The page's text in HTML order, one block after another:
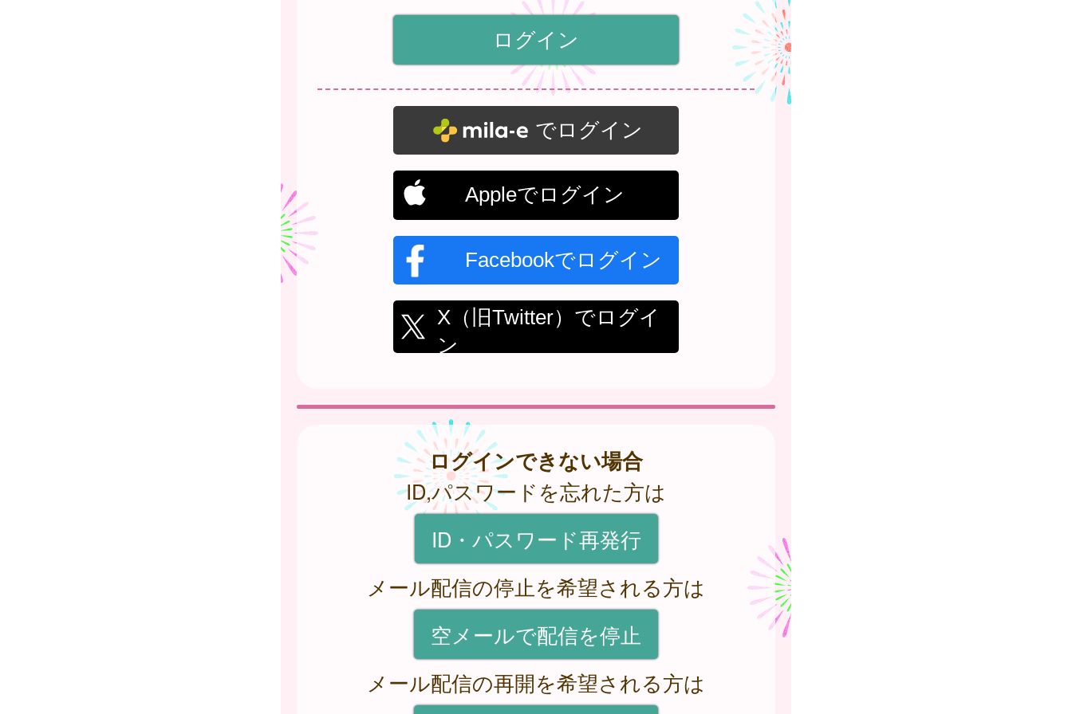
でログイン
Appleでログイン
Facebookでログイン
X（旧Twitter）でログイ
ン
ログインできない場合
ID,パスワードを忘れた方は
ID・パスワード再発行
メール配信の停止を希望される方は
空メールで配信を停止
メール配信の再開を希望される方は